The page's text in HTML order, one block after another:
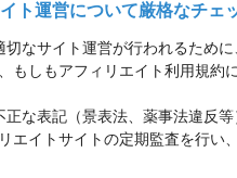
ト運営について厳格なチェ
切なサイト運営が行われるため
もしもアフィリエイト利用規約
正な表記（景表法、薬事法違反
エイトサイトの定期監査を行い